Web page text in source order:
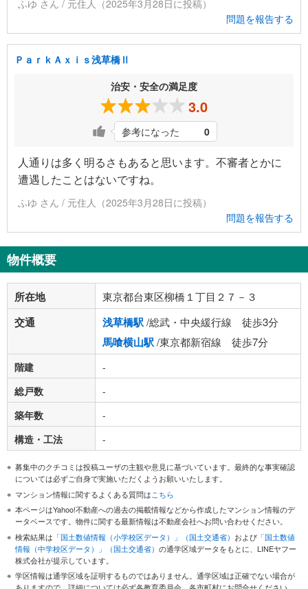
ふゆ さん / 元住人（2025年3月28日に投稿）
問題を報告する
ＰａｒｋＡｘｉｓ浅草橋Ⅱ
治安・安全の満足度
3.0
参考になった 0
人通りは多く明るさもあると思います。不審者とかに
遭遇したことはないですね。
ふゆ さん / 元住人（2025年3月28日に投稿）
問題を報告する
物件概要
所在地 東京都台東区柳橋１丁目２７－３
交通 浅草橋駅/総武・中央緩行線 徒歩3分
馬喰横山駅/東京都新宿線 徒歩7分
階建
-
総戸数
-
築年数
-
構造・工法
-
募集中のクチコミは投稿ユーザの主観や意見に基づいています。最終的な事実確認
については必ずご自身で実施いただくようお願いいたします。
マンション情報に関するよくある質問はこちら
本ページはYahoo!不動産への過去の掲載情報などから作成したマンション情報のデ
ータベースです。物件に関する最新情報は不動産会社へお問い合わせください。
検索結果は 「国土数値情報（小学校区データ）」（国土交通省） および 「国土数値
情報（中学校区データ）」（国土交通省） の通学区域データをもとに、LINEヤフー
株式会社が提示しています。
学区情報は通学区域を証明するものではありません。通学区域は正確でない場合が